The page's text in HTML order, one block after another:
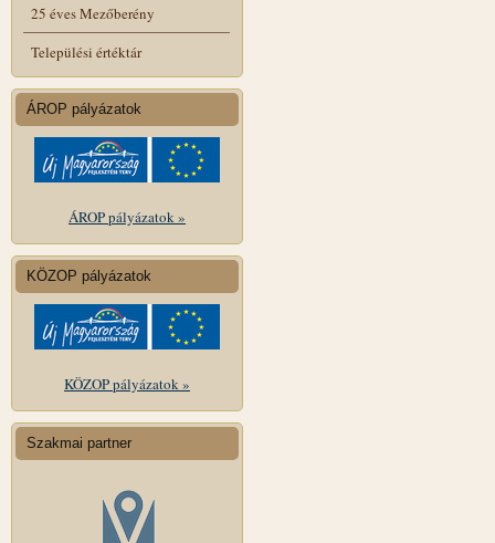
25 éves Mezőberény
Települési értéktár
ÁROP pályázatok
ÁROP pályázatok »
KÖZOP pályázatok
KÖZOP pályázatok »
Szakmai partner